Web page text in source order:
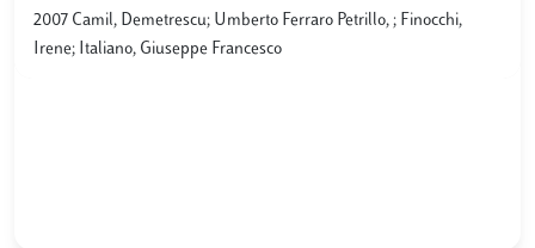
2007 Camil, Demetrescu; Umberto Ferraro Petrillo, ; Finocchi,
Irene; Italiano, Giuseppe Francesco